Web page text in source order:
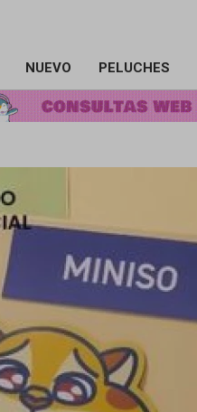
NUEVO PELUCHES